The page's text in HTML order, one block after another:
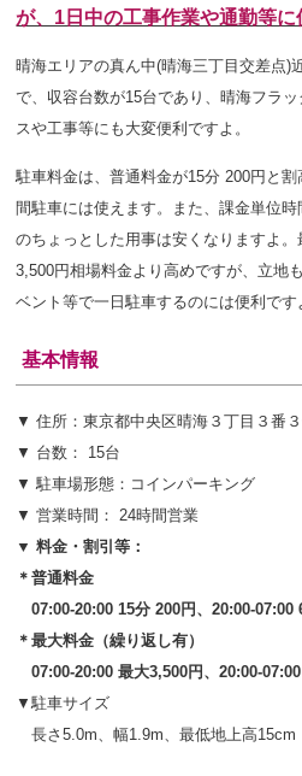
が、1日中の工事作業や通勤等に
晴海エリアの真ん中(晴海三丁目交差点)
で、収容台数が15台であり、晴海フラ
スや工事等にも大変便利ですよ。
駐車料金は、普通料金が15分 200円と
間駐車には使えます。また、課金単位
のちょっとした用事は安くなりますよ
3,500円相場料金より高めですが、立地
ベント等で一日駐車するのには便利です
基本情報
▼ 住所：東京都中央区晴海３丁目３番
▼ 台数： 15台
▼ 駐車場形態：コインパーキング
▼ 営業時間： 24時間営業
▼ 料金・割引等：
＊普通料金
07:00-20:00 15分 200円、20:00-07:00
＊最大料金（繰り返し有）
07:00-20:00 最大3,500円、20:00-
▼駐車サイズ
長さ5.0m、幅1.9m、最低地上高15cm